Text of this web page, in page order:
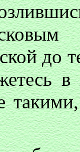
до
в